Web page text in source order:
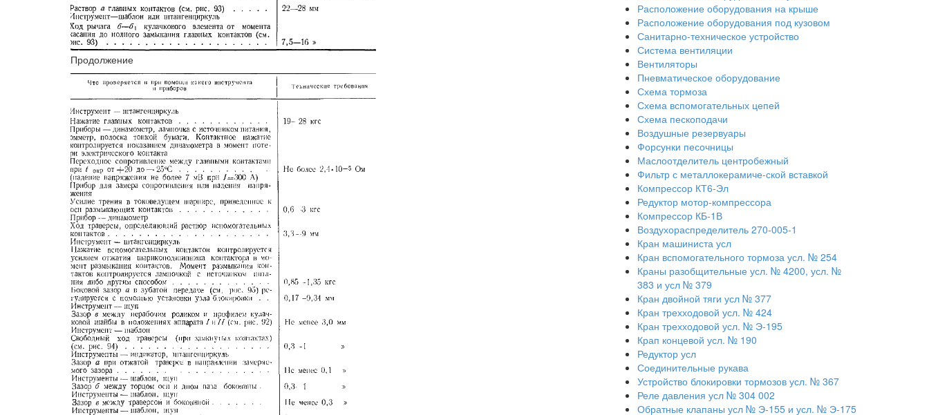
Продолжение
Расположение оборудования на крыше
Расположение оборудования под кузовом
Санитарно-техническое устройство
Система вентиляции
Вентиляторы
Пневматическое оборудование
Схема тормоза
Схема вспомогательных цепей
Схема пескоподачи
Воздушные резервуары
Форсунки песочницы
Маслоотделитель центробежный
Фильтр с металлокерамиче-ской вставкой
Компрессор КТ6-Эл
Редуктор мотор-компрессора
Компрессор КБ-1В
Воздухораспределитель 270-005-1
Кран машиниста усл
Кран вспомогательного тормоза усл. № 254
Краны разобщительные усл. № 4200, усл. №
383 и усл № 379
Кран двойной тяги усл № 377
Кран трехходовой усл. № 424
Кран трехходовой усл. № Э-195
Крап концевой усл. № 190
Редуктор усл
Соединительные рукава
Устройство блокировки тормозов усл. № 367
Реле давления усл № 304 002
Обратные клапаны усл № Э-155 и усл. № Э-175